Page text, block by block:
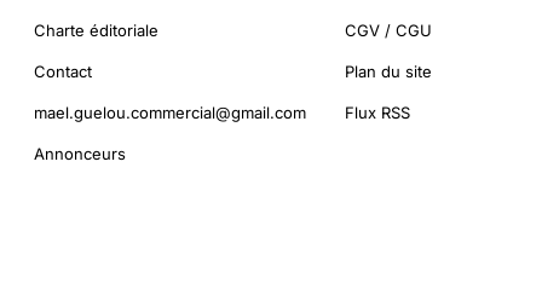
Charte éditoriale
Contact
mael.guelou.commercial@gmail.com
Annonceurs
CGV / CGU
Plan du site
Flux RSS